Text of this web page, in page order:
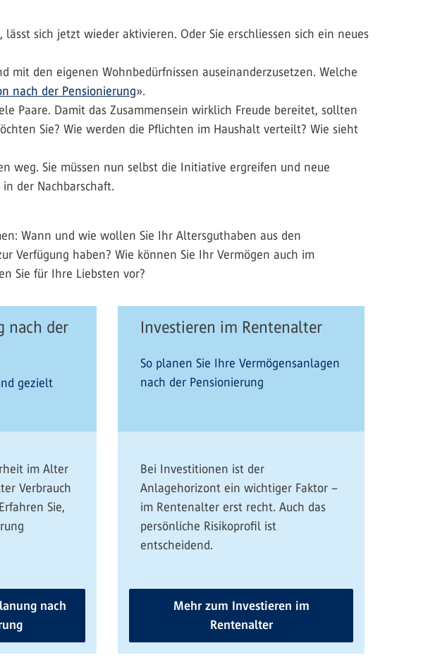
sich jetzt wieder aktivieren. Oder Sie erschliessen sich ein neues
mit den eigenen Wohnbedürfnissen auseinanderzusetzen. Welche
nach der Pensionierung».
Paare. Damit das Zusammensein wirklich Freude bereitet, sollten
Sie? Wie werden die Pflichten im Haushalt verteilt? Wie sieht
weg. Sie müssen nun selbst die Initiative ergreifen und neue
der Nachbarschaft.
Wann und wie wollen Sie Ihr Altersguthaben aus den
Verfügung haben? Wie können Sie Ihr Vermögen auch im
Sie für Ihre Liebsten vor?
nach der
gezielt
im Alter
Verbrauch
Sie,
nach
Investieren im Rentenalter
So planen Sie Ihre Vermögensanlagen
nach der Pensionierung
Bei Investitionen ist der
Anlagehorizont ein wichtiger Faktor –
im Rentenalter erst recht. Auch das
persönliche Risikoprofil ist
entscheidend.
Mehr zum Investieren im
Rentenalter